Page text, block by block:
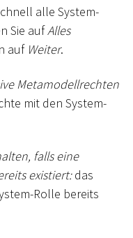
alle System-
Sie aufAlles
auf Weiter.
Metamodellrechten
mit den System-
falls eine
existiert:das
Rolle bereits